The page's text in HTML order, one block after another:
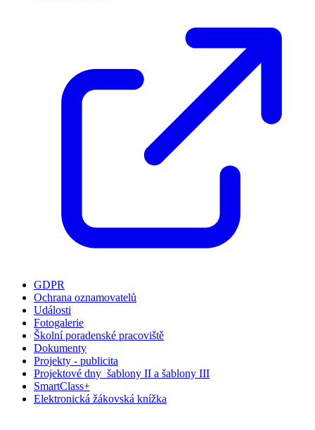
GDPR
Ochrana oznamovatelů
Události
Fotogalerie
Školní poradenské pracoviště
Dokumenty
Projekty - publicita
Projektové dny_šablony II a šablony III
SmartClass+
Elektronická žákovská knížka